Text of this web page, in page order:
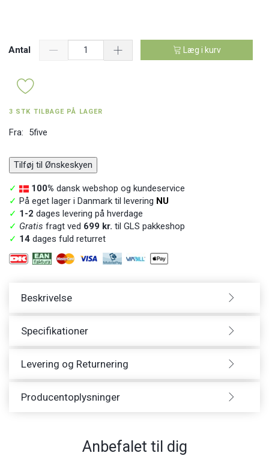
Antal Læg i kurv
3 STK TILBAGE PÅ LAGER
Fra: 5five
Tilføj til Ønskeskyen
✓ 100% dansk webshop og kundeservice
✓ På eget lager i Danmark til levering NU
✓ 1-2 dages levering på hverdage
✓ Gratis fragt ved 699 kr. til GLS pakkeshop
✓ 14 dages fuld returret
Beskrivelse
Specifikationer
Levering og Returnering
Producentoplysninger
Anbefalet til dig